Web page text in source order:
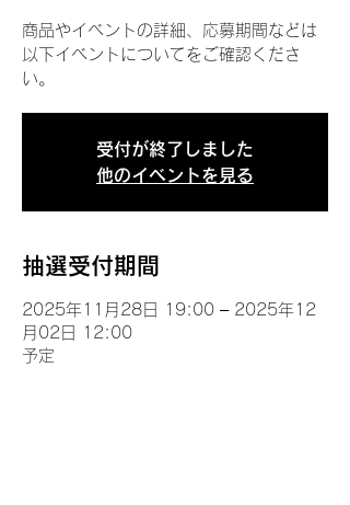
商品やイベントの詳細、応募期間などは
以下イベントについてをご確認くださ
い。
受付が終了しました
他のイベントを見る
抽選受付期間
2025年11月28日 19:00 – 2025年12
月02日 12:00
予定